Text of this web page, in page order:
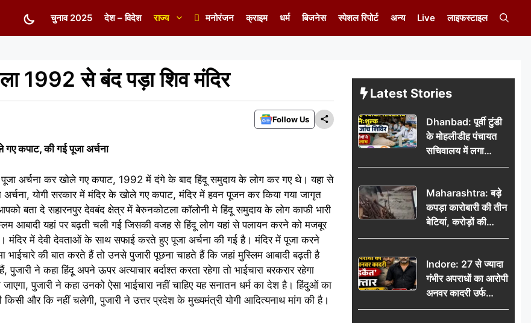
चुनाव 2025 देश – विदेश राज्य मनोरंजन क्राइम धर्म बिजनेस स्पेशल रिपोर्ट अन्य Live लाइफस्टाइल
1992 से बंद पड़ा शिव मंदिर
Follow Us
कपाट, की गई पूजा अर्चना
पूजा अर्चना कर खोले गए कपाट, 1992 में दंगे के बाद हिंदू समुदाय के लोग कर गए थे। यहा से
योगी सरकार में मंदिर के खोले गए कपाट, मंदिर में हवन पूजन कर किया गया जागृत
बता दे सहारनपुर देवबंद क्षेत्र में बेरुनकोटला कॉलोनी मे हिंदू समुदाय के लोग काफी भारी
आबादी यहां पर बढ़ती चली गई जिसकी वजह से हिंदू लोग यहां से पलायन करने को मजबूर
मंदिर में देवी देवताओं के साथ सफाई करते हुए पूजा अर्चना की गई है। मंदिर में पूजा करने
भाईचारे की बात करते हैं तो उनसे पुजारी पूछना चाहते हैं कि जहां मुस्लिम आबादी बढ़ती है
ने कहा हिंदू अपने ऊपर अत्याचार बर्दाश्त करता रहेगा तो भाईचारा बरकरार रहेगा
जाएगा, पुजारी ने कहा उनको ऐसा भाईचारा नहीं चाहिए यह सनातन धर्म का देश है। हिंदुओं का
और कि नहीं चलेगी, पुजारी ने उत्तर प्रदेश के मुख्यमंत्री योगी आदित्यनाथ मांग की है।
Latest Stories
Dhanbad: पूर्वी टुंडी
के मोहलीडीह पंचायत
सचिवालय में लगा
निःशुल्क स्वास्थ्य जांच
उठाया लाभ
Maharashtra: बड़े
कपड़ा कारोबारी की तीन
बेटियां, करोड़ों की
कमाई… फिर भी पिता
अंतिम दिन, 5100 रुपये
भेजकर कहा– अंतिम
संस्कार कर दीजिए हम
नहीं आ पाएंगे
Indore: 27 से ज्यादा
गंभीर अपराधों का आरोपी
अनवर कादरी उर्फ
‘डकैत’ गिरफ्तार, इंदौर